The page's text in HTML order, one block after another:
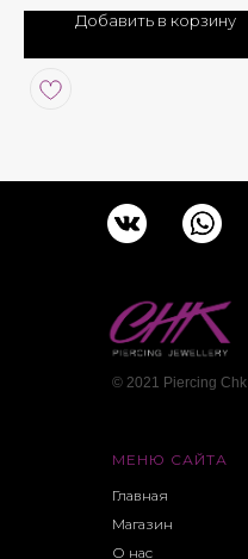
Добавить в корзину
© 2021 Piercing Сhk
МЕНЮ САЙТА
Главная
Магазин
О нас